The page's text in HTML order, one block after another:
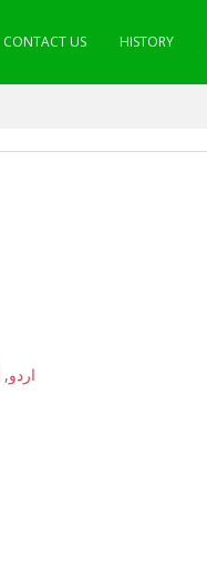
CONTACT US HISTORY
اردو,